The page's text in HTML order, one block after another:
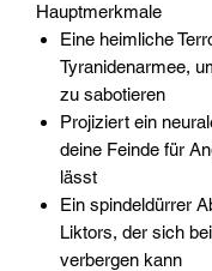
Hauptmerkmale
Eine heimliche
Tyranidenarmee,
zu sabotieren
Projiziert ein
deine Feinde für
lässt
Ein spindeldürrer
Liktors, der sich
verbergen kann